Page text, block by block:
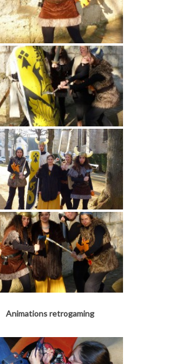
Animations retrogaming